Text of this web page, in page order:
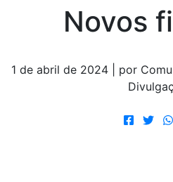
Novos
1 de abril de 2024 | por